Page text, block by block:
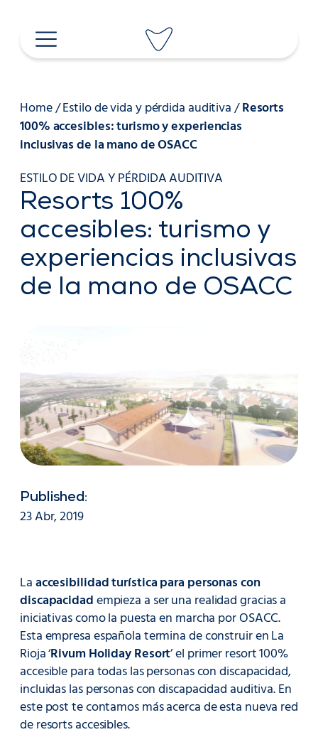
contenido
Home/Estilo de vida y pérdida auditiva/Resorts
100% accesibles: turismo y experiencias
inclusivas de la mano de OSACC
ESTILO DE VIDA Y PÉRDIDA AUDITIVA
Resorts 100%
accesibles: turismo y
experiencias inclusivas
de la mano de OSACC
Published:
23 Abr, 2019
Laaccesibilidad turística para personas con
discapacidadempieza a ser una realidad gracias a
iniciativas como la puesta en marcha por OSACC.
Esta empresa española termina de construir en La
Rioja ‘Rivum Holiday Resort’ el primer resort 100%
accesible para todas las personas con discapacidad,
incluidas las personas con discapacidad auditiva. En
este post te contamos más acerca de esta nueva red
de resorts accesibles.